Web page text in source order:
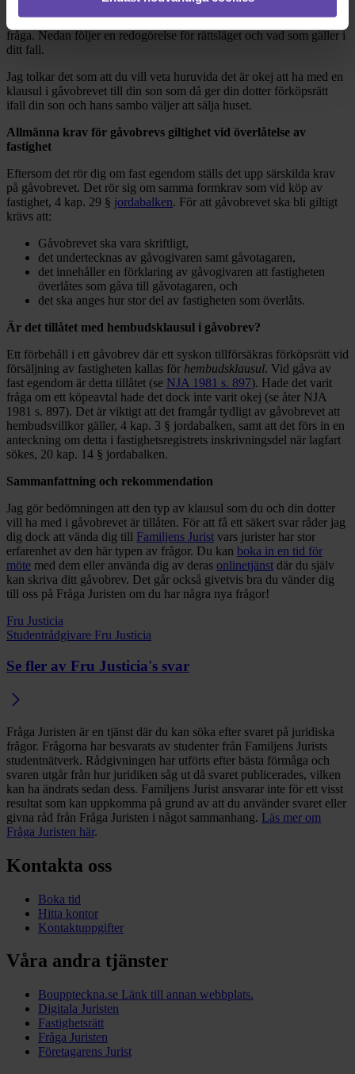
Hej och stort tack för att du vänder dig till Fråga Juristen med din
fråga. Nedan följer en redogörelse för rättsläget och vad som gäller i
ditt fall.
Jag tolkar det som att du vill veta huruvida det är okej att ha med en
klausul i gåvobrevet till din son som då ger din dotter förköpsrätt
ifall din son och hans sambo väljer att sälja huset.
Allmänna krav för gåvobrevs giltighet vid överlåtelse av
fastighet
Eftersom det rör dig om fast egendom ställs det upp särskilda krav
på gåvobrevet. Det rör sig om samma formkrav som vid köp av
fastighet, 4 kap. 29 § jordabalken. För att gåvobrevet ska bli giltigt
krävs att:
Gåvobrevet ska vara skriftligt,
det undertecknas av gåvogivaren samt gåvotagaren,
det innehåller en förklaring av gåvogivaren att fastigheten
överlåtes som gåva till gåvotagaren, och
det ska anges hur stor del av fastigheten som överlåts.
Är det tillåtet med hembudsklausul i gåvobrev?
Ett förbehåll i ett gåvobrev där ett syskon tillförsäkras förköpsrätt vid
försäljning av fastigheten kallas för hembudsklausul. Vid gåva av
fast egendom är detta tillåtet (se NJA 1981 s. 897). Hade det varit
fråga om ett köpeavtal hade det dock inte varit okej (se åter NJA
1981 s. 897). Det är viktigt att det framgår tydligt av gåvobrevet att
hembudsvillkor gäller, 4 kap. 3 § jordabalken, samt att det förs in en
anteckning om detta i fastighetsregistrets inskrivningsdel när lagfart
sökes, 20 kap. 14 § jordabalken.
Sammanfattning och rekommendation
Jag gör bedömningen att den typ av klausul som du och din dotter
vill ha med i gåvobrevet är tillåten. För att få ett säkert svar råder jag
dig dock att vända dig till Familjens Jurist vars jurister har stor
erfarenhet av den här typen av frågor. Du kan boka in en tid för
möte med dem eller använda dig av deras onlinetjänst där du själv
kan skriva ditt gåvobrev. Det går också givetvis bra du vänder dig
till oss på Fråga Juristen om du har några nya frågor!
Fru Justicia
Studentrådgivare Fru Justicia
Se fler av Fru Justicia's svar
Fråga Juristen är en tjänst där du kan söka efter svaret på juridiska
frågor. Frågorna har besvarats av studenter från Familjens Jurists
studentnätverk. Rådgivningen har utförts efter bästa förmåga och
svaren utgår från hur juridiken såg ut då svaret publicerades, vilken
kan ha ändrats sedan dess. Familjens Jurist ansvarar inte för ett visst
resultat som kan uppkomma på grund av att du använder svaret eller
givna råd från Fråga Juristen i något sammanhang. Läs mer om
Fråga Juristen här.
Kontakta oss
Boka tid
Hitta kontor
Kontaktuppgifter
Våra andra tjänster
Bouppteckna.se Länk till annan webbplats.
Digitala Juristen
Fastighetsrätt
Fråga Juristen
Företagarens Jurist